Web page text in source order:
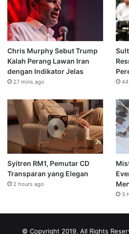
Chris Murphy Sebut Trump
Kalah Perang Lawan Iran
dengan Indikator Jelas
27 mins ago
Syitren RM1, Pemutar CD
Transparan yang Elegan
2 hours ago
3
© Copyright 2019, All Rights